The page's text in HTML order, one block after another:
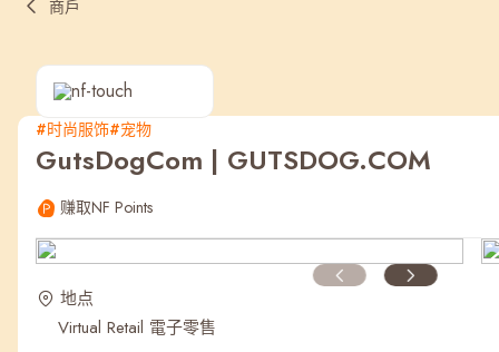
热门
最近搜寻纪录
商戶
#时尚服饰#宠物
GutsDogCom | GUTSDOG.COM
赚取NF Points
地点
Virtual Retail 電子零售